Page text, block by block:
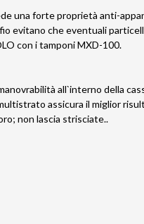
una forte proprietà anti-
evitano che eventuali
con i tamponi MXD-100.
all`interno della
assicura il miglior
non lascia strisciate..